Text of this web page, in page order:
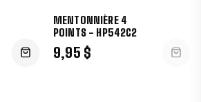
MENTONNIÈRE 4
POINTS - HP542C2
9,95 $